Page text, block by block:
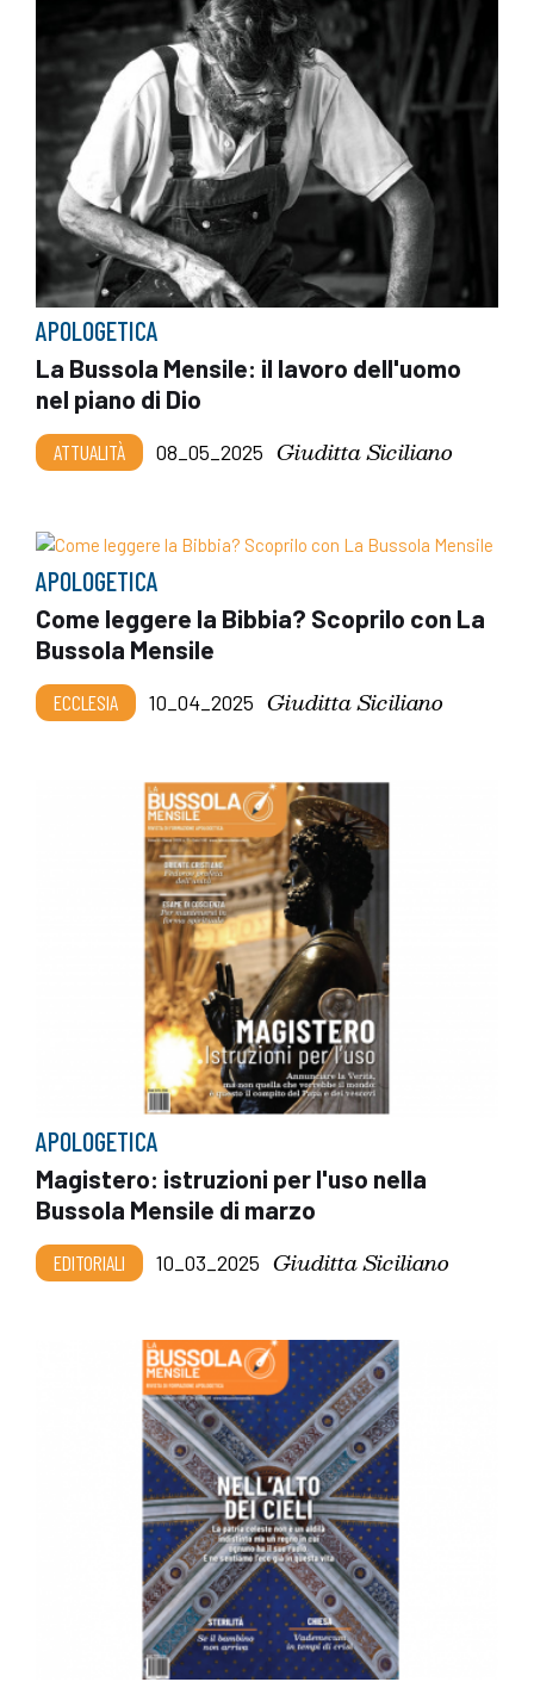
APOLOGETICA
La Bussola Mensile: il lavoro dell'uomo
nel piano di Dio
ATTUALITÀ 08_05_2025 Giuditta Siciliano
APOLOGETICA
Come leggere la Bibbia? Scoprilo con La
Bussola Mensile
ECCLESIA 10_04_2025 Giuditta Siciliano
APOLOGETICA
Magistero: istruzioni per l'uso nella
Bussola Mensile di marzo
EDITORIALI 10_03_2025 Giuditta Siciliano